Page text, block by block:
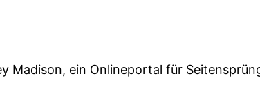
Madison, ein Onlineportal für